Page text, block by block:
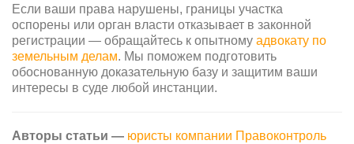
Если ваши права нарушены, границы участка
оспорены или орган власти отказывает в законной
регистрации — обращайтесь к опытному адвокату по
земельным делам. Мы поможем подготовить
обоснованную доказательную базу и защитим ваши
интересы в суде любой инстанции.
Авторы статьи — юристы компании Правоконтроль